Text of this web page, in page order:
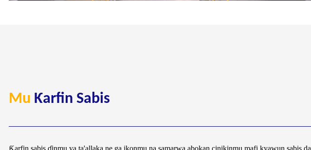
Mu Ƙarfin Sabis